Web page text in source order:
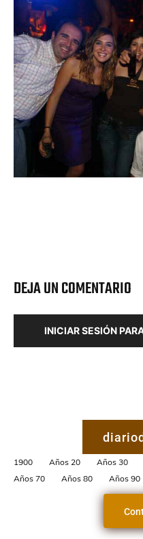
DEJA UN COMENTARIO
INICIAR SESIÓN
1900 Años 20 Años 30
Años 70
Años 80 Años 90